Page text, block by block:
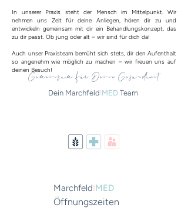
In unserer Praxis steht der Mensch im Mittelpunkt. Wir
nehmen uns Zeit für deine Anliegen, hören dir zu und
entwickeln gemeinsam mit dir ein Behandlungskonzept, das
zu dir passt. Ob jung oder alt – wir sind für dich da!
Auch unser Praxisteam bemüht sich stets, dir den Aufenthalt
so angenehm wie möglich zu machen – wir freuen uns auf
deinen Besuch!
Gemeinsam für Deine Gesundheit
Dein MarchfeldIMED Team
MarchfeldIMED
Öffnungszeiten